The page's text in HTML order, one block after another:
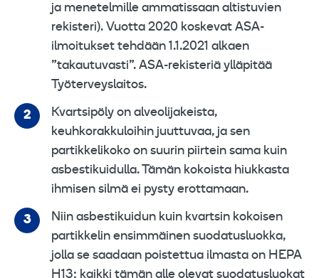
ja menetelmille ammatissaan altistuvien
rekisteri). Vuotta 2020 koskevat ASA-
ilmoitukset tehdään 1.1.2021 alkaen
”takautuvasti”. ASA-rekisteriä ylläpitää
Työterveyslaitos.
Kvartsipöly on alveolijakeista,
keuhkorakkuloihin juuttuvaa, ja sen
partikkelikoko on suurin piirtein sama kuin
asbestikuidulla. Tämän kokoista hiukkasta
ihmisen silmä ei pysty erottamaan.
Niin asbestikuidun kuin kvartsin kokoisen
partikkelin ensimmäinen suodatusluokka,
jolla se saadaan poistettua ilmasta on HEPA
H13; kaikki tämän alle olevat suodatusluokat